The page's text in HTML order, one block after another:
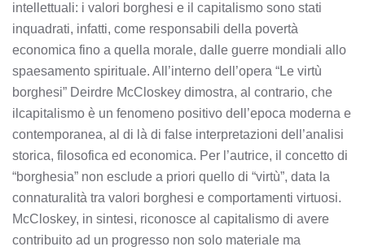
intellettuali: i valori borghesi e il capitalismo sono stati
inquadrati, infatti, come responsabili della povertà
economica fino a quella morale, dalle guerre mondiali allo
spaesamento spirituale. All’interno dell’opera “Le virtù
borghesi” Deirdre McCloskey dimostra, al contrario, che
ilcapitalismo è un fenomeno positivo dell’epoca moderna e
contemporanea, al di là di false interpretazioni dell’analisi
storica, filosofica ed economica. Per l’autrice, il concetto di
“borghesia” non esclude a priori quello di “virtù”, data la
connaturalità tra valori borghesi e comportamenti virtuosi.
McCloskey, in sintesi, riconosce al capitalismo di avere
contribuito ad un progresso non solo materiale ma